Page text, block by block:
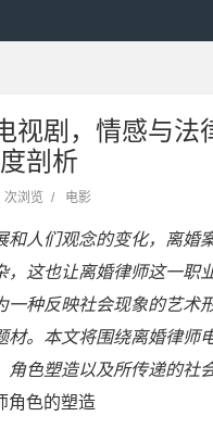
视剧，情感与法
剖析
次浏览 / 电影
和人们观念的变化，离婚
，这也让离婚律师这一职
一种反映社会现象的艺术
材。本文将围绕离婚律师
角色塑造以及所传递的社